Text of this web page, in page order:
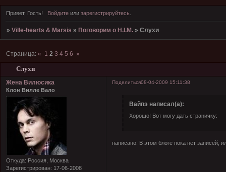
Привет, Гость! Войдитеили зарегистрируйтесь.
»Ville-hearts & Marsis »Поговорим о H.I.M. »Слухи
Слухи
Страница:« 1 2 3 4 5 6 »
Поделиться08-04-2009 15:11:38
Жена Вилюсика
Клон Вилле Вало
Откуда: Россия, Москва
Зарегистрирован: 17-06-2008
Вайпэ написал(а):
Хорошо! Вот могу дать страничку:
написано: В этом блоге пока нет записей,